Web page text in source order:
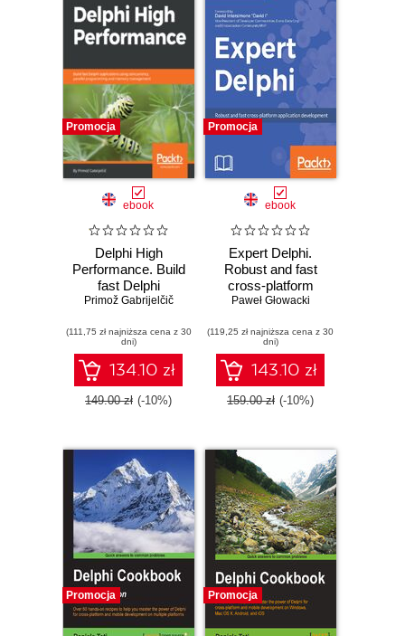
Promocja
ebook
Delphi High
Performance. Build
fast Delphi
applications using
parallel
programming and
memory
management
Primož Gabrijelčič
(111,75 zł najniższa cena z 30
dni)
134.10 zł
149.00 zł (-10%)
Promocja
ebook
Expert Delphi.
Robust and fast
cross-platform
application
Paweł Głowacki
(119,25 zł najniższa cena z 30
dni)
143.10 zł
159.00 zł (-10%)
Promocja Promocja